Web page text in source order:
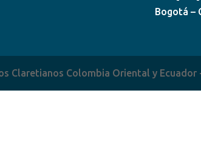
Bogotá –
Claretianos Colombia Oriental y Ecuador